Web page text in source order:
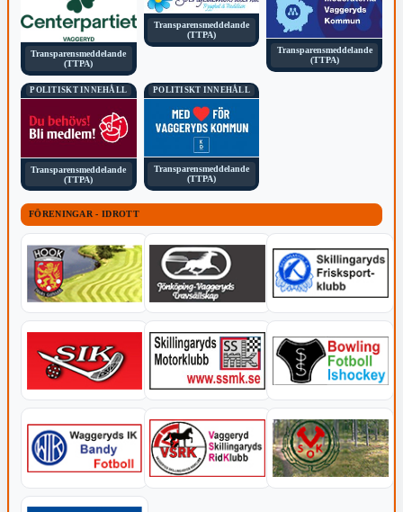
Transparensmeddelande
(TTPA)
Transparensmeddelande
(TTPA)
Transparensmeddelande
(TTPA)
POLITISKT INNEHÅLL
Transparensmeddelande
(TTPA)
POLITISKT INNEHÅLL
Transparensmeddelande
(TTPA)
FÖRENINGAR - IDROTT